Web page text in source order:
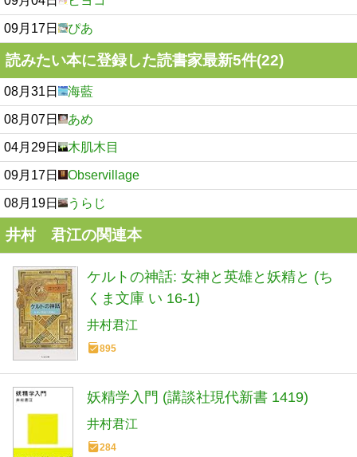
09月17日 ぴあ
読みたい本に登録した読書家最新5件(22)
08月31日 海藍
08月07日 あめ
04月29日 木肌木目
09月17日 Observillage
08月19日 うらじ
井村 君江の関連本
ケルトの神話: 女神と英雄と妖精と (ち
くま文庫 い 16-1)
井村君江
895
妖精学入門 (講談社現代新書 1419)
井村君江
284